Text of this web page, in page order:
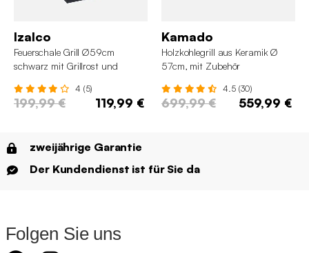
Izalco
Feuerschale Grill Ø59cm
schwarz mit Grillrost und
4 (5)
199,99 € 119,99 €
Kamado
Holzkohlegrill aus Keramik Ø
57cm, mit Zubehör
4.5 (30)
699,99 € 559,99 €
zweijährige Garantie
Der Kundendienst ist für Sie da
Folgen Sie uns